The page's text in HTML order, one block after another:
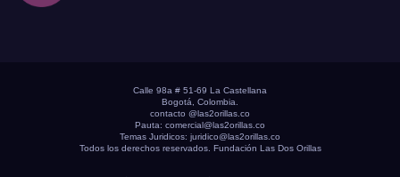
Calle 98a # 51-69 La Castellana
Bogotá, Colombia.
contacto @las2orillas.co
Pauta: comercial@las2orillas.co
Temas Juridicos: juridico@las2orillas.co
Todos los derechos reservados. Fundación Las Dos Orillas